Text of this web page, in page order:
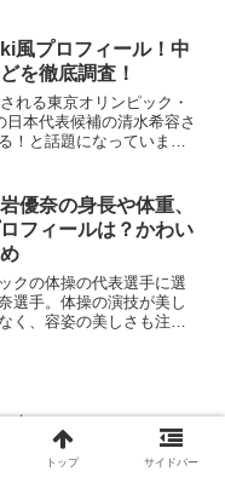
、宮世琉弥さんには妹さ
んもアイド...
風プロフィール！中
を徹底調査！
れる東京オリンピック・
日本代表候補の清水希容さ
！と話題になっていま
ルなど気になるところを
た！...
優奈の身長や体重、
フィールは？かわい
クの体操の代表選手に選
選手。体操の演技が美し
く、容姿の美しさも注目
ク
トップ サイドバー